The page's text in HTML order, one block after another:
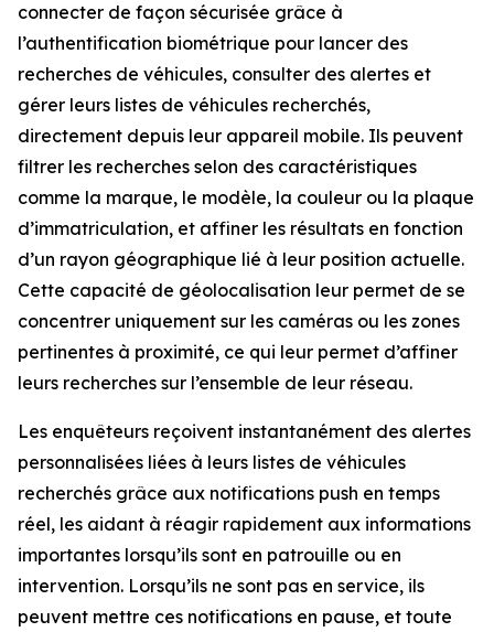
connecter de façon sécurisée grâce à
l’authentification biométrique pour lancer des
recherches de véhicules, consulter des alertes et
gérer leurs listes de véhicules recherchés,
directement depuis leur appareil mobile. Ils peuvent
filtrer les recherches selon des caractéristiques
comme la marque, le modèle, la couleur ou la plaque
d’immatriculation, et affiner les résultats en fonction
d’un rayon géographique lié à leur position actuelle.
Cette capacité de géolocalisation leur permet de se
concentrer uniquement sur les caméras ou les zones
pertinentes à proximité, ce qui leur permet d’affiner
leurs recherches sur l’ensemble de leur réseau.
Les enquêteurs reçoivent instantanément des alertes
personnalisées liées à leurs listes de véhicules
recherchés grâce aux notifications push en temps
réel, les aidant à réagir rapidement aux informations
importantes lorsqu’ils sont en patrouille ou en
intervention. Lorsqu’ils ne sont pas en service, ils
peuvent mettre ces notifications en pause, et toute